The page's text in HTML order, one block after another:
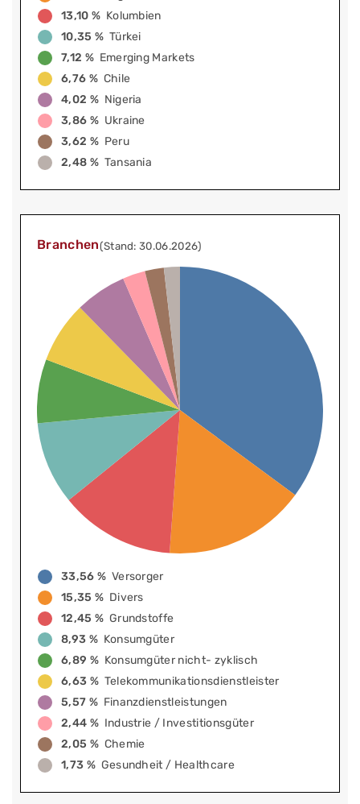
13,10 % Kolumbien
10,35 % Türkei
7,12 % Emerging Markets
6,76 % Chile
4,02 % Nigeria
3,86 % Ukraine
3,62 % Peru
2,48 % Tansania
Branchen(Stand: 30.06.2026)
33,56 % Versorger
15,35 % Divers
12,45 % Grundstoffe
8,93 % Konsumgüter
6,89 % Konsumgüter nicht- zyklisch
6,63 % Telekommunikationsdienstleister
5,57 % Finanzdienstleistungen
2,44 % Industrie / Investitionsgüter
2,05 % Chemie
1,73 % Gesundheit / Healthcare